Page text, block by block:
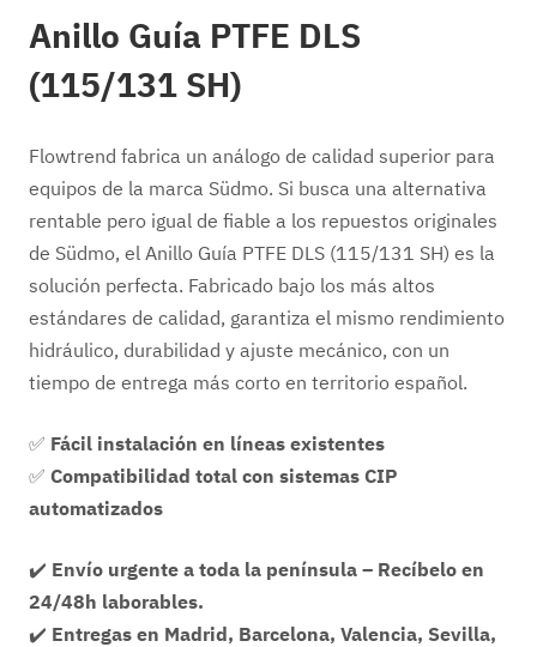
Anillo Guía PTFE DLS
(115/131 SH)
Flowtrend fabrica un análogo de calidad superior para
equipos de la marca Südmo. Si busca una alternativa
rentable pero igual de fiable a los repuestos originales
de Südmo, el Anillo Guía PTFE DLS (115/131 SH) es la
solución perfecta. Fabricado bajo los más altos
estándares de calidad, garantiza el mismo rendimiento
hidráulico, durabilidad y ajuste mecánico, con un
tiempo de entrega más corto en territorio español.
✅ Fácil instalación en líneas existentes
✅ Compatibilidad total con sistemas CIP
automatizados
✔️ Envío urgente a toda la península – Recíbelo en
24/48h laborables.
✔️ Entregas en Madrid, Barcelona, Valencia, Sevilla,